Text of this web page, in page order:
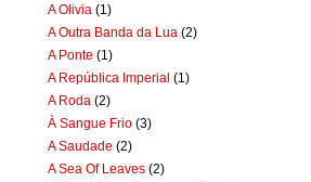
A Olivia (1)
A Outra Banda da Lua (2)
A Ponte (1)
A República Imperial (1)
A Roda (2)
À Sangue Frio (3)
A Saudade (2)
A Sea Of Leaves (2)